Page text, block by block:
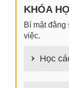
KHÓA
Bí mật
việc.
Học